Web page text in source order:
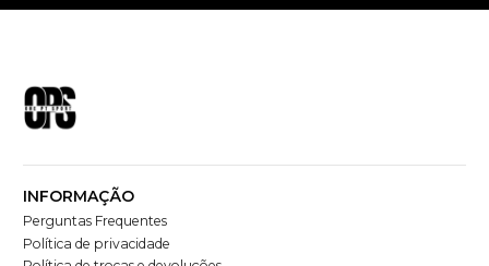
INFORMAÇÃO
Perguntas Frequentes
Política de privacidade